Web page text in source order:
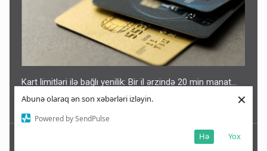
Abunə olaraq ən son xəbərləri izləyin.
Powered by SendPulse
Yox
Hə
×
Kart limitləri ilə bağlı yenilik: Bir il ərzində 20 min manat...